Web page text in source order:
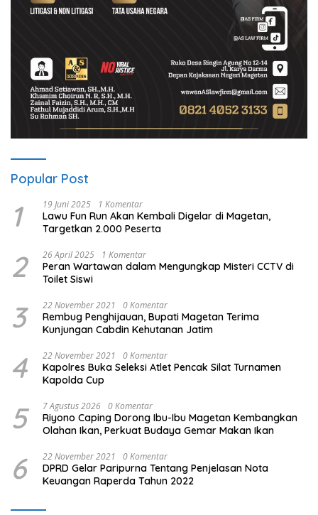
Popular Post
1 19 Juni 2025 1 Komentar
Lawu Fun Run Akan Kembali Digelar di Magetan,
Targetkan 2.000 Peserta
2 26 April 2025 1 Komentar
Peran Wartawan dalam Mengungkap Misteri CCTV di
Toilet Siswi
3 22 November 2021 0 Komentar
Rembug Penghijauan, Bupati Magetan Terima
Kunjungan Cabdin Kehutanan Jatim
4 22 November 2021 0 Komentar
Kapolres Buka Seleksi Atlet Pencak Silat Turnamen
Kapolda Cup
5 7 Agustus 2026 0 Komentar
Riyono Caping Dorong Ibu-Ibu Magetan Kembangkan
Olahan Ikan, Perkuat Budaya Gemar Makan Ikan
6 22 November 2021 0 Komentar
DPRD Gelar Paripurna Tentang Penjelasan Nota
Keuangan Raperda Tahun 2022